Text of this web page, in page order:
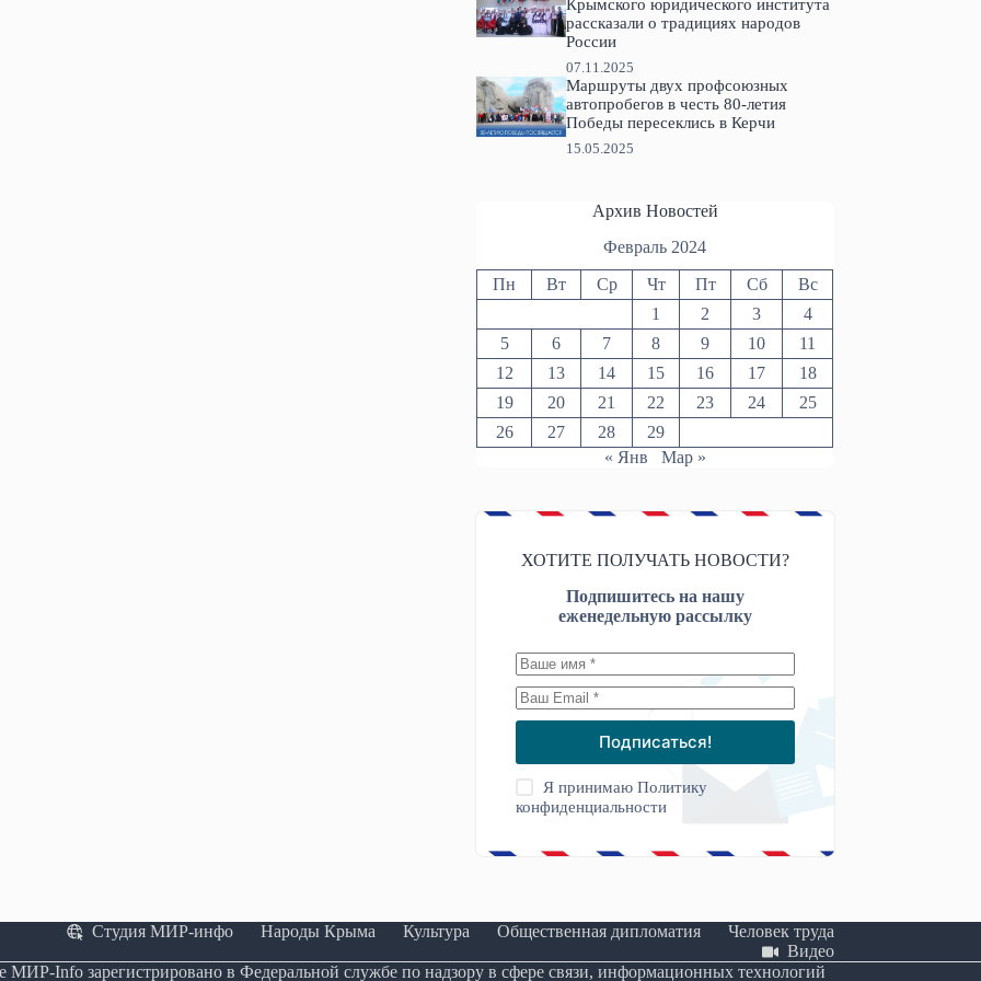
Крымского юридического института
рассказали о традициях народов
России
07.11.2025
Маршруты двух профсоюзных
автопробегов в честь 80-летия
Победы пересеклись в Керчи
15.05.2025
Архив Новостей
Февраль 2024
Пн Вт Ср Чт Пт Сб
Вс
1
2 3
4
5
6 7 8 9 10
11
12
13 14 15 16 17
18
19
20 21 22 23 24
25
26
27 28
29
« Янв
Мар »
ХОТИТЕ ПОЛУЧАТЬ НОВОСТИ?
Подпишитесь на нашу
еженедельную рассылку
Подписаться!
Я принимаюПолитику
конфиденциальности
Студия МИР-инфо Народы Крыма Культура Общественная дипломатия
Человек труда
Видео
МИР-Info зарегистрировано в Федеральной службе по надзору в сфере связи, информационных технологий